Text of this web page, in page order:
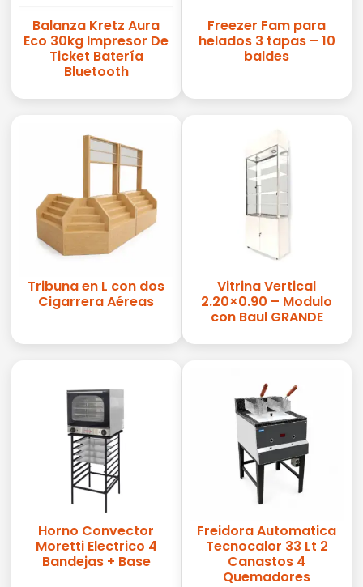
Balanza Kretz Aura
Eco 30kg Impresor De
Ticket Batería
Bluetooth
Freezer Fam para
helados 3 tapas – 10
baldes
Tribuna en L con dos
Cigarrera Aéreas
Vitrina Vertical
2.20×0.90 – Modulo
con Baul GRANDE
Horno Convector
Moretti Electrico 4
Bandejas + Base
Freidora Automatica
Tecnocalor 33 Lt 2
Canastos 4
Quemadores